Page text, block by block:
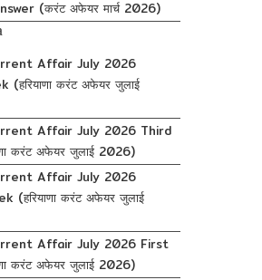
(करंट अफेयर मार्च 2026)
Affair July 2026
करंट अफेयर जुलाई
Affair July 2026 Third
करंट अफेयर जुलाई 2026)
Affair July 2026
(हरियाणा करंट अफेयर जुलाई
Affair July 2026 First
करंट अफेयर जुलाई 2026)